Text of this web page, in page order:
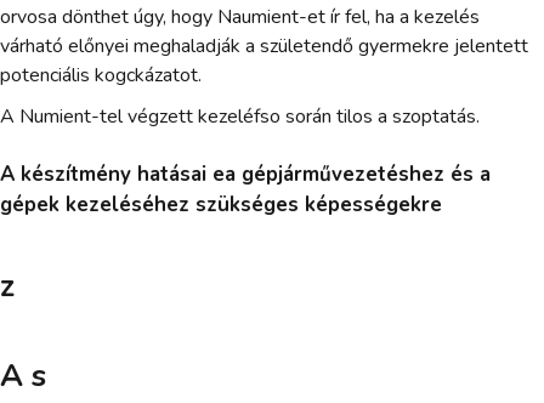
orvosa dönthet úgy, hogy Naumient-et ír fel, ha a kezelés
várható előnyei meghaladják a születendő gyermekre jelentett
potenciális kogckázatot.
A Numient-tel végzett kezeléfso során tilos a szoptatás.
A készítmény hatásai ea gépjárművezetéshez és a
gépek kezeléséhez szükséges képességekre
z
A s